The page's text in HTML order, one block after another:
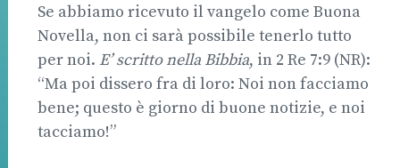
Se abbiamo ricevuto il vangelo come Buona
Novella, non ci sarà possibile tenerlo tutto
per noi. E’ scritto nella Bibbia, in 2 Re 7:9 (NR):
“Ma poi dissero fra di loro: Noi non facciamo
bene; questo è giorno di buone notizie, e noi
tacciamo!”